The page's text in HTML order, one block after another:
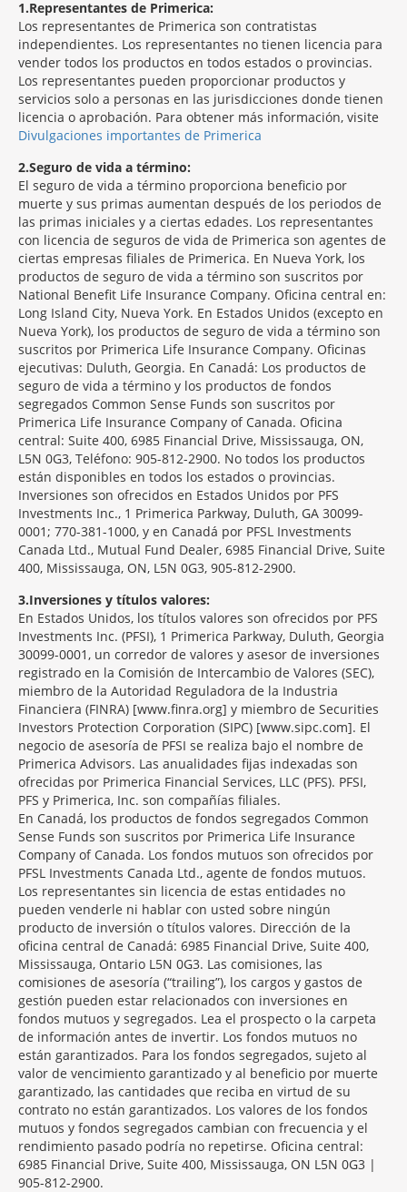
1 Representantes de Primerica:
Los representantes de Primerica son contratistas
independientes. Los representantes no tienen licencia para
vender todos los productos en todos estados o provincias.
Los representantes pueden proporcionar productos y
servicios solo a personas en las jurisdicciones donde tienen
licencia o aprobación. Para obtener más información, visite
Divulgaciones importantes de Primerica
2 Seguro de vida a término:
El seguro de vida a término proporciona beneficio por
muerte y sus primas aumentan después de los periodos de
las primas iniciales y a ciertas edades. Los representantes
con licencia de seguros de vida de Primerica son agentes de
ciertas empresas filiales de Primerica. En Nueva York, los
productos de seguro de vida a término son suscritos por
National Benefit Life Insurance Company. Oficina central en:
Long Island City, Nueva York. En Estados Unidos (excepto en
Nueva York), los productos de seguro de vida a término son
suscritos por Primerica Life Insurance Company. Oficinas
ejecutivas: Duluth, Georgia. En Canadá: Los productos de
seguro de vida a término y los productos de fondos
segregados Common Sense Funds son suscritos por
Primerica Life Insurance Company of Canada. Oficina
central: Suite 400, 6985 Financial Drive, Mississauga, ON,
L5N 0G3, Teléfono: 905-812-2900. No todos los productos
están disponibles en todos los estados o provincias.
Inversiones son ofrecidos en Estados Unidos por PFS
Investments Inc., 1 Primerica Parkway, Duluth, GA 30099-
0001; 770-381-1000, y en Canadá por PFSL Investments
Canada Ltd., Mutual Fund Dealer, 6985 Financial Drive, Suite
400, Mississauga, ON, L5N 0G3, 905-812-2900.
3 Inversiones y títulos valores:
En Estados Unidos, los títulos valores son ofrecidos por PFS
Investments Inc. (PFSI), 1 Primerica Parkway, Duluth, Georgia
30099-0001, un corredor de valores y asesor de inversiones
registrado en la Comisión de Intercambio de Valores (SEC),
miembro de la Autoridad Reguladora de la Industria
Financiera (FINRA) [www.finra.org] y miembro de Securities
Investors Protection Corporation (SIPC) [www.sipc.com]. El
negocio de asesoría de PFSI se realiza bajo el nombre de
Primerica Advisors. Las anualidades fijas indexadas son
ofrecidas por Primerica Financial Services, LLC (PFS). PFSI,
PFS y Primerica, Inc. son compañías filiales.
En Canadá, los productos de fondos segregados Common
Sense Funds son suscritos por Primerica Life Insurance
Company of Canada. Los fondos mutuos son ofrecidos por
PFSL Investments Canada Ltd., agente de fondos mutuos.
Los representantes sin licencia de estas entidades no
pueden venderle ni hablar con usted sobre ningún
producto de inversión o títulos valores. Dirección de la
oficina central de Canadá: 6985 Financial Drive, Suite 400,
Mississauga, Ontario L5N 0G3. Las comisiones, las
comisiones de asesoría (“trailing”), los cargos y gastos de
gestión pueden estar relacionados con inversiones en
fondos mutuos y segregados. Lea el prospecto o la carpeta
de información antes de invertir. Los fondos mutuos no
están garantizados. Para los fondos segregados, sujeto al
valor de vencimiento garantizado y al beneficio por muerte
garantizado, las cantidades que reciba en virtud de su
contrato no están garantizados. Los valores de los fondos
mutuos y fondos segregados cambian con frecuencia y el
rendimiento pasado podría no repetirse. Oficina central:
6985 Financial Drive, Suite 400, Mississauga, ON L5N 0G3 |
905-812-2900.